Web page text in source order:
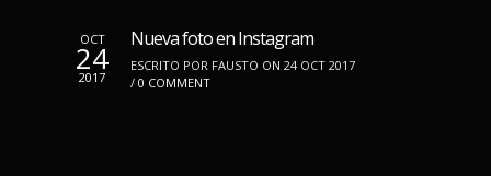
OCT
24
2017
Nueva foto en Instagram
ESCRITO POR FAUSTO ON 24 OCT 2017
/ 0 COMMENT